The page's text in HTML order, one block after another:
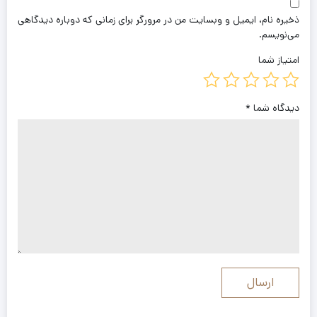
ذخیره نام، ایمیل و وبسایت من در مرورگر برای زمانی که دوباره دیدگاهی
می‌نویسم.
امتیاز شما
دیدگاه شما *